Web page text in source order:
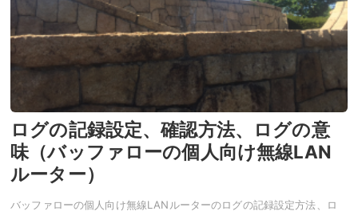
ログの記録設定、確認方法、ログの意
味（バッファローの個人向け無線LAN
ルーター）
バッファローの個人向け無線LANルーターのログの記録設定方法、ロ